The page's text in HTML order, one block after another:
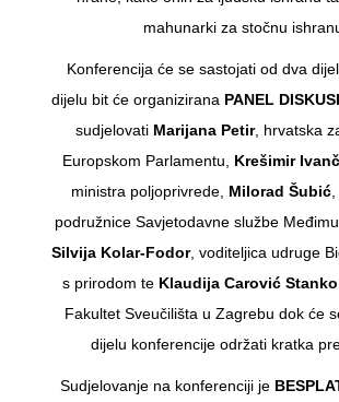
mahunarki za stočnu
Konferencija će se sastojati od dva
dijelu bit će organizirana PANEL
sudjelovati Marijana Petir, hrvatska
Europskom Parlamentu, Krešimir
ministra poljoprivrede, Milorad Šubić
podružnice Savjetodavne službe
Silvija Kolar-Fodor, voditeljica udruge
s prirodom te Klaudija Carović Stanko
Fakultet Sveučilišta u Zagrebu dok će
dijelu konferencije održati kratka
Sudjelovanje na konferenciji je